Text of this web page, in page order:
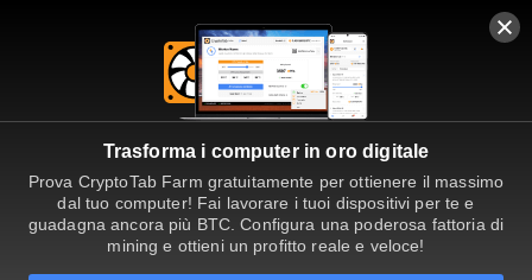
Trasforma i computer in oro digitale
Prova CryptoTab Farm gratuitamente per ottienere il massimo
dal tuo computer! Fai lavorare i tuoi dispositivi per te e
guadagna ancora più BTC. Configura una poderosa fattoria di
mining e ottieni un profitto reale e veloce!